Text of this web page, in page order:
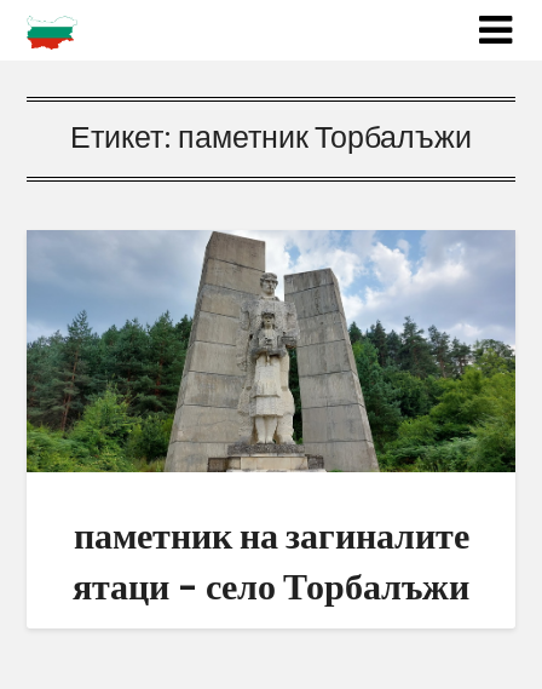
Етикет: паметник Торбалъжи
паметник на загиналите
ятаци – село Торбалъжи